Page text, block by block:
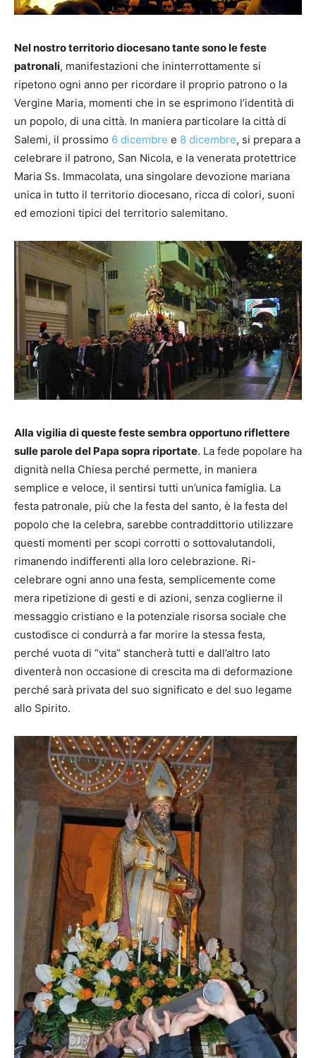
Nel nostro territorio diocesano tante sono le feste
patronali, manifestazioni che ininterrottamente si
ripetono ogni anno per ricordare il proprio patrono o la
Vergine Maria, momenti che in se esprimono l’identità di
un popolo, di una città. In maniera particolare la città di
Salemi, il prossimo 6 dicembre e 8 dicembre, si prepara a
celebrare il patrono, San Nicola, e la venerata protettrice
Maria Ss. Immacolata, una singolare devozione mariana
unica in tutto il territorio diocesano, ricca di colori, suoni
ed emozioni tipici del territorio salemitano.
Alla vigilia di queste feste sembra opportuno riflettere
sulle parole del Papa sopra riportate. La fede popolare ha
dignità nella Chiesa perché permette, in maniera
semplice e veloce, il sentirsi tutti un’unica famiglia. La
festa patronale, più che la festa del santo, è la festa del
popolo che la celebra, sarebbe contraddittorio utilizzare
questi momenti per scopi corrotti o sottovalutandoli,
rimanendo indifferenti alla loro celebrazione. Ri-
celebrare ogni anno una festa, semplicemente come
mera ripetizione di gesti e di azioni, senza coglierne il
messaggio cristiano e la potenziale risorsa sociale che
custodisce ci condurrà a far morire la stessa festa,
perché vuota di “vita” stancherà tutti e dall’altro lato
diventerà non occasione di crescita ma di deformazione
perché sarà privata del suo significato e del suo legame
allo Spirito.